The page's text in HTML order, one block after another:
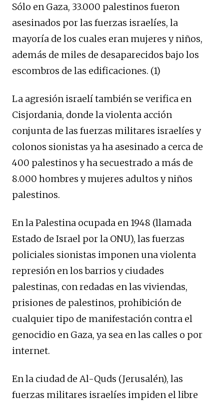
Sólo en Gaza, 33.000 palestinos fueron
asesinados por las fuerzas israelíes, la
mayoría de los cuales eran mujeres y niños,
además de miles de desaparecidos bajo los
escombros de las edificaciones. (1)
La agresión israelí también se verifica en
Cisjordania, donde la violenta acción
conjunta de las fuerzas militares israelíes y
colonos sionistas ya ha asesinado a cerca de
400 palestinos y ha secuestrado a más de
8.000 hombres y mujeres adultos y niños
palestinos.
En la Palestina ocupada en 1948 (llamada
Estado de Israel por la ONU), las fuerzas
policiales sionistas imponen una violenta
represión en los barrios y ciudades
palestinas, con redadas en las viviendas,
prisiones de palestinos, prohibición de
cualquier tipo de manifestación contra el
genocidio en Gaza, ya sea en las calles o por
internet.
En la ciudad de Al-Quds (Jerusalén), las
fuerzas militares israelíes impiden el libre